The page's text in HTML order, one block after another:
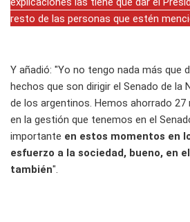
resto de las personas que estén
Y añadió: "Yo no tengo nada más que
hechos que son dirigir el Senado de la
de los argentinos. Hemos ahorrado 27
en la gestión que tenemos en el
importante en estos momentos en
esfuerzo a la sociedad, bueno, en
también".